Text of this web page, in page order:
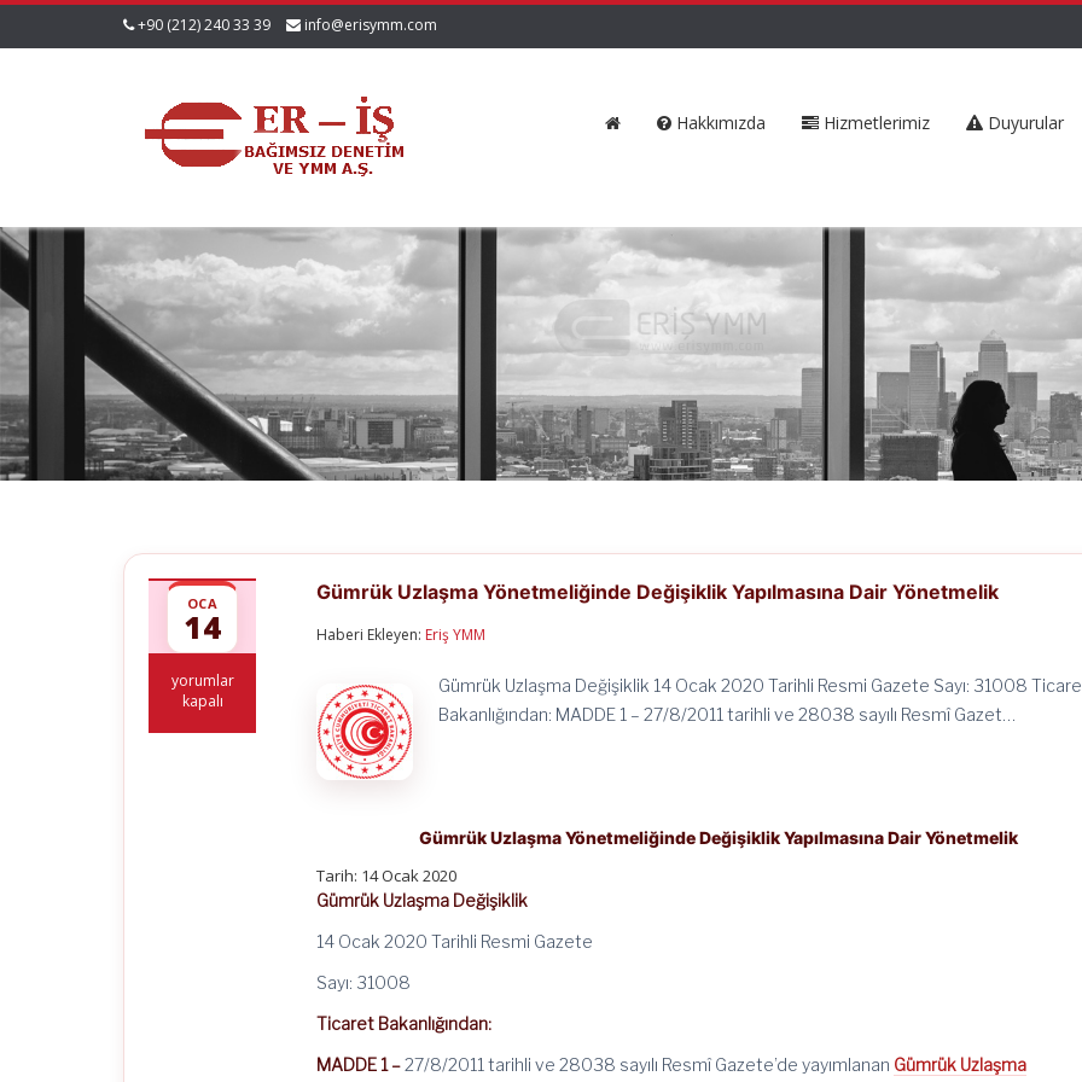
+90 (212) 240 33 39 info@erisymm.com
Hakkımızda Hizmetlerimiz Duyurular
OCA
14
Gümrük
Uzlaşma
yorumlar
kapalı
Gümrük Uzlaşma Yönetmeliğinde Değişiklik Yapılmasına Dair Yönetmelik
Haberi Ekleyen: Eriş YMM
Gümrük Uzlaşma Değişiklik 14 Ocak 2020 Tarihli Resmi Gazete Sayı: 31008
Bakanlığından: MADDE 1 – 27/8/2011 tarihli ve 28038 sayılı Resmî Gazet…
Gümrük Uzlaşma Yönetmeliğinde Değişiklik Yapılmasına Dair Yönetmelik
Tarih: 14 Ocak 2020
Gümrük Uzlaşma Değişiklik
14 Ocak 2020 Tarihli Resmi Gazete
Sayı: 31008
Ticaret Bakanlığından:
MADDE 1 –27/8/2011 tarihli ve 28038 sayılı Resmî Gazete’de yayımlanan Gümrük Uzlaşma